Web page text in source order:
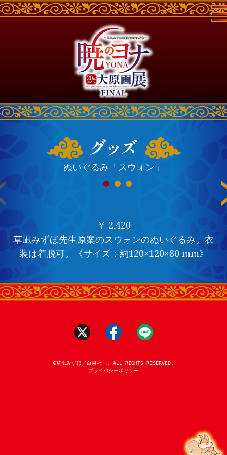
ぬいぐるみ「スウォン」
￥ 2,420
草凪みずほ先生原案のスウォンのぬいぐるみ。衣
装は着脱可。《サイズ：約120×120×80 mm》
©草凪みずほ／白泉社 , ALL RIGHTS RESERVED.
プライバシーポリシー